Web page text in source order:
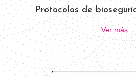
Protocolos de
Ver más